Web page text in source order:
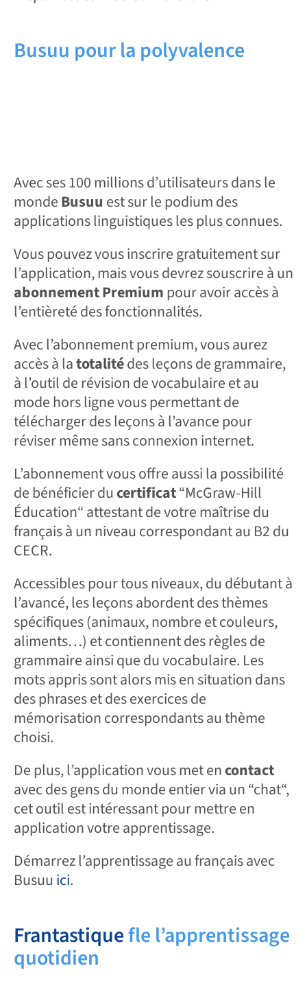
Busuu pour la polyvalence
Avec ses 100 millions d’utilisateurs dans le
mondeBusuu est sur le podium des
applications linguistiques les plus connues.
Vous pouvez vous inscrire gratuitement sur
l’application, mais vous devrez souscrire à un
abonnement Premiumpour avoir accès à
l’entièreté des fonctionnalités.
Avec l’abonnement premium, vous aurez
accès à latotalitédes leçons de grammaire,
à l’outil de révision de vocabulaire et au
mode hors ligne vous permettant de
télécharger des leçons à l’avance pour
réviser même sans connexion internet.
L’abonnement vous offre aussi la possibilité
de bénéficier ducertificat“McGraw-Hill
Éducation“ attestant de votre maîtrise du
français à un niveau correspondant au B2 du
CECR.
Accessibles pour tous niveaux, du débutant à
l’avancé, les leçons abordent des thèmes
spécifiques (animaux, nombre et couleurs,
aliments…) et contiennent des règles de
grammaire ainsi que du vocabulaire. Les
mots appris sont alors mis en situation dans
des phrases et des exercices de
mémorisation correspondants au thème
choisi.
De plus, l’application vous met encontact
avec des gens du monde entier via un “chat“,
cet outil est intéressant pour mettre en
application votre apprentissage.
Démarrez l’apprentissage au français avec
Busuuici.
Frantastiquefle l’apprentissage
quotidien